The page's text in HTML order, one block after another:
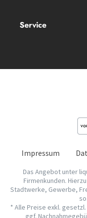
Service
Impressum
Das Angebot unter
Firmenkunden.
Stadtwerke, Gewerbe,
* Alle Preise exkl.
ggf.